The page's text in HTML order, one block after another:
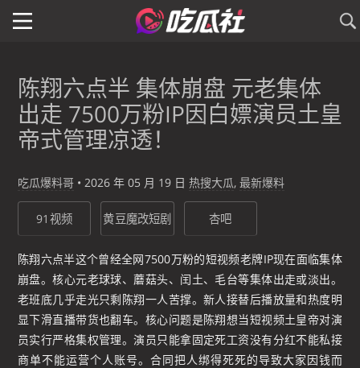
陈翔六点半 集体崩盘 元老集体
出走 7500万粉IP因白嫖演员土皇
帝式管理凉透！
吃瓜爆料哥 • 2026 年 05 月 19 日 热搜大瓜, 最新爆料
91视频 黄豆魔改短剧 杏吧
陈翔六点半这个曾经全网7500万粉的短视频老牌IP现在面临集体
崩盘。核心元老球球、蘑菇头、闰土、毛台等集体出走或淡出。
老班底几乎走光只剩陈翔一人苦撑。新人接替后播放量和热度明
显下滑直播带货也翻车。核心问题是陈翔想当短视频土皇帝对演
员实行严格集权管理。演员只能拿固定死工资没有分红不能私接
商单不能运营个人账号。合同把人绑得死死的导致大家因钱而